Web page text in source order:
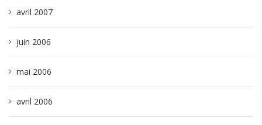
avril 2007
juin 2006
mai 2006
avril 2006